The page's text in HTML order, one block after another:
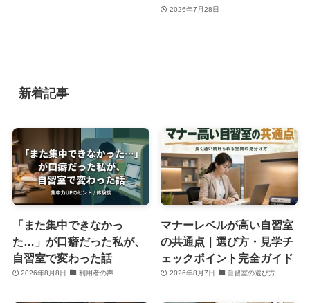
2026年7月28日
新着記事
「また集中できなかっ
た…」が口癖だった私が、
自習室で変わった話
2026年8月8日 利用者の声
マナーレベルが高い自習室
の共通点｜選び方・見学チ
ェックポイント完全ガイド
2026年8月7日 自習室の選び方